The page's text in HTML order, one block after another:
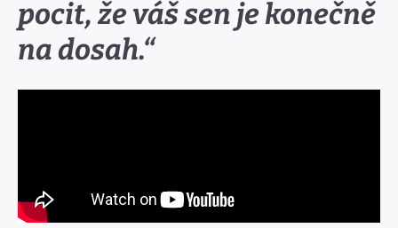
pocit, že váš sen je konečně
na dosah.“